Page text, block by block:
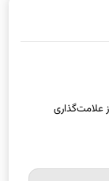
علامت‌گذاری